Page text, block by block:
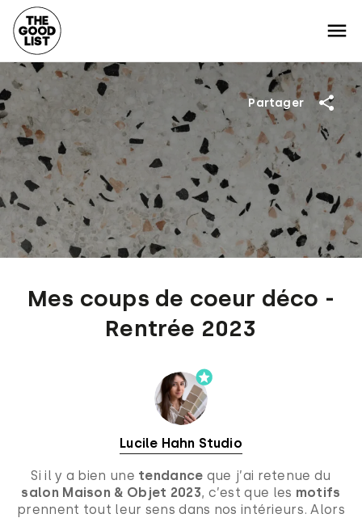
Mes coups de coeur déco -
Rentrée 2023
Partager
Lucile Hahn Studio
Si il y a bien une tendance que j’ai retenue du
salon Maison & Objet 2023, c’est que les motifs
prennent tout leur sens dans nos intérieurs. Alors